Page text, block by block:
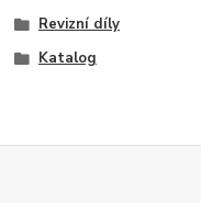
Revizní díly
Katalog